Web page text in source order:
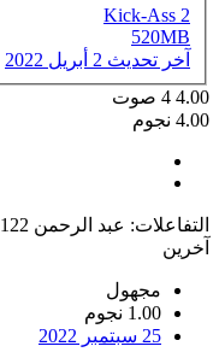
Kick-Ass 2
520MB
آخر تحديث 2 أبريل 2022
4.00
4 صوت
4.00 نجوم
التفاعلات: عبد الرحمن 122
آخرين
مجهول
1.00 نجوم
25 سبتمبر 2022